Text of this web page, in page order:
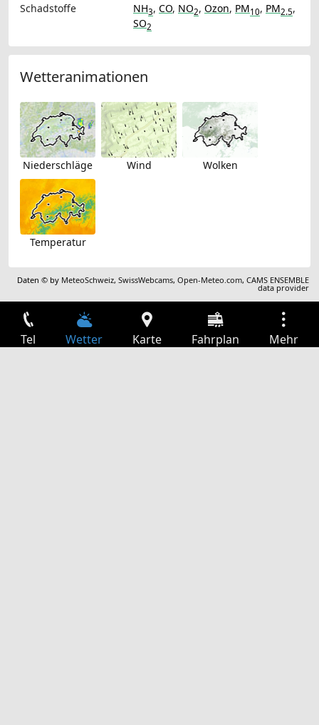
Schadstoffe
NH3, CO, NO2, Ozon, PM10, PM2.5,
SO2
Wetteranimationen
Niederschläge Wind Wolken
Temperatur
Daten © by MeteoSchweiz,SwissWebcams,Open-Meteo.com,CAMS ENSEMBLE
data provider
Tel Wetter Karte Fahrplan Mehr